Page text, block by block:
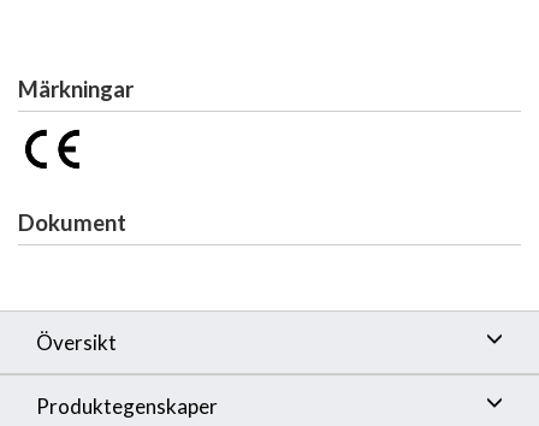
Märkningar
Dokument
Översikt
Produktegenskaper